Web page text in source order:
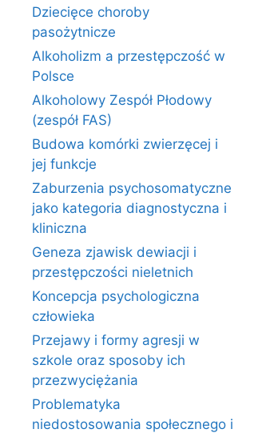
Dziecięce choroby
pasożytnicze
Alkoholizm a przestępczość w
Polsce
Alkoholowy Zespół Płodowy
(zespół FAS)
Budowa komórki zwierzęcej i
jej funkcje
Zaburzenia psychosomatyczne
jako kategoria diagnostyczna i
kliniczna
Geneza zjawisk dewiacji i
przestępczości nieletnich
Koncepcja psychologiczna
człowieka
Przejawy i formy agresji w
szkole oraz sposoby ich
przezwyciężania
Problematyka
niedostosowania społecznego i